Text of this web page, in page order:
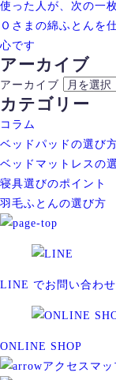
使った人が、次の一
Ｏさまの綿ふとんを
心です
アーカイブ
アーカイブ
カテゴリー
コラム
ベッドパッドの選び
ベッドマットレスの
寝具選びのポイント
羽毛ふとんの選び方
LINE でお問い合わせ
ONLINE SHOP
アクセスマッ